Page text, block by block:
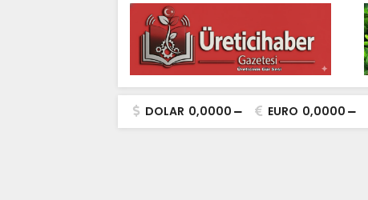
DOLAR 0,0000 EURO 0,0000